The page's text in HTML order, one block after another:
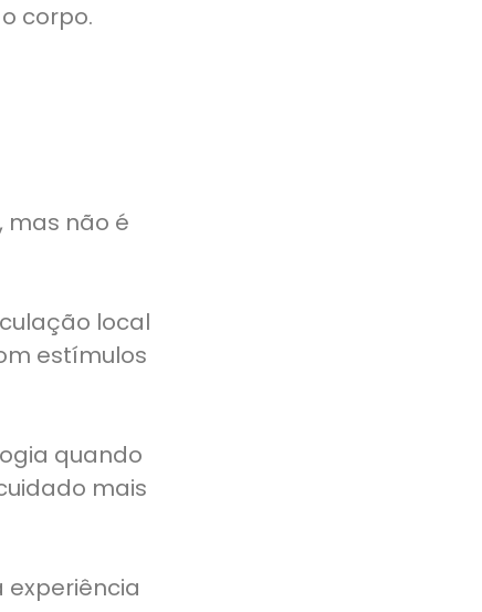
corpo.
mas não é
local
estímulos
quando
mais
experiência